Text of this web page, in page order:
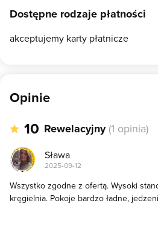
Dostępne rodzaje płatności
akceptujemy karty płatnicze
Opinie
10 Rewelacyjny (1 opinia)
Sława
2025-09-12
Wszystko zgodne z ofertą. Wysoki
kręgielnia. Pokoje bardzo ładne,